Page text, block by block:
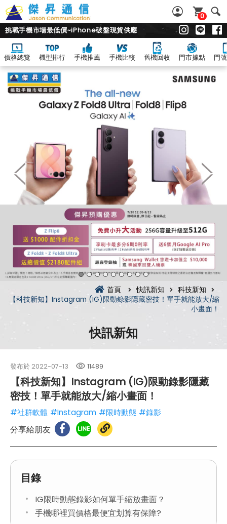
0
挑戰手機市場最低價~iPhone破盤現貨供應
價格總覽 機型排行 手機推薦 手機比較 舊機回收 門市據點 門
首頁 快訊新知
科技新知
【科技新知】Instagram (IG)限動錄影隱藏密技！單手就能放大/縮
小畫面！
快訊新知
發布於 2022-07-13 11489
【科技新知】Instagram (IG)限動錄影隱藏
密技！單手就能放大/縮小畫面！
#社群軟體 #Instagram #限時動態 #錄影
分享給朋友
目錄
IG限時動態錄影如何單手縮放畫面？
手機哪裡買價格最便宜划算有保障?